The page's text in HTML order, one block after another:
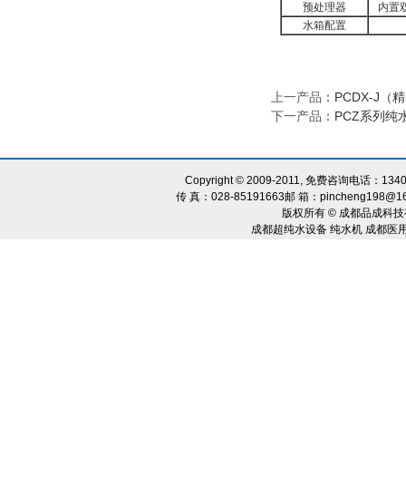
预处理器
内置
水箱配置
上一产品 ： PCDX-J（
下一产品 ： PCZ系列纯
Copyright © 2009-2011, 免费咨询电话：
传 真：028-85191663邮 箱：
版权所有 © 成都品成科
成都超纯水设备 纯水机 成都医